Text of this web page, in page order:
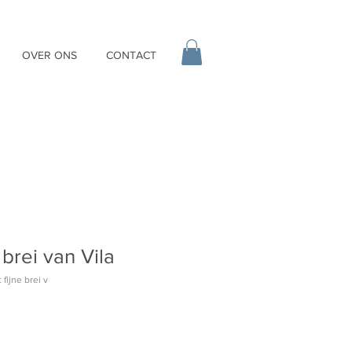
OVER ONS CONTACT
van Vila
fijne brei v